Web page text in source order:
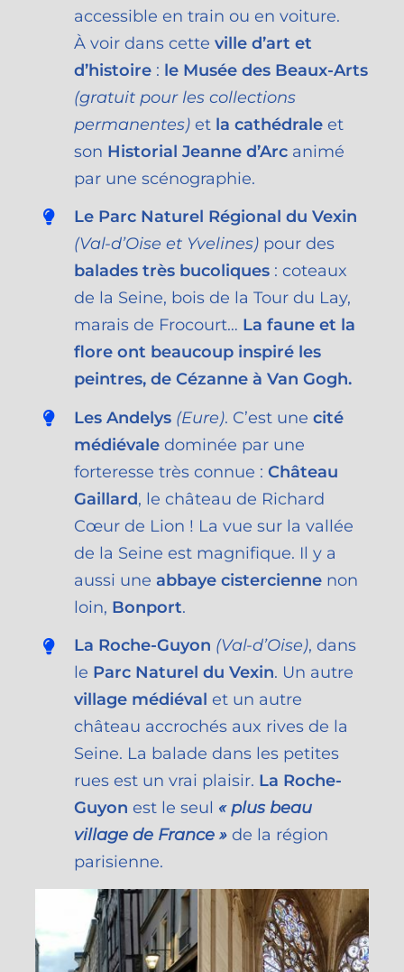
accessible en train ou en voiture.
À voir dans cette ville d’art et
d’histoire: le Musée des Beaux-Arts
(gratuit pour les collections
permanentes)et la cathédraleet
son Historial Jeanne d’Arcanimé
par une scénographie.
Le Parc Naturel Régional du Vexin
(Val-d’Oise et Yvelines)pour des
balades très bucoliques: coteaux
de la Seine, bois de la Tour du Lay,
marais de Frocourt… La faune et la
flore ont beaucoup inspiré les
peintres, de Cézanne à Van Gogh.
Les Andelys (Eure). C’est une cité
médiévaledominée par une
forteresse très connue : Château
Gaillard, le château de Richard
Cœur de Lion ! La vue sur la vallée
de la Seine est magnifique. Il y a
aussi une abbaye cisterciennenon
loin, Bonport.
La Roche-Guyon (Val-d’Oise), dans
le Parc Naturel du Vexin. Un autre
village médiéval et un autre
château accrochés aux rives de la
Seine. La balade dans les petites
rues est un vrai plaisir. La Roche-
Guyon est le seul « plus beau
village de France »de la région
parisienne.